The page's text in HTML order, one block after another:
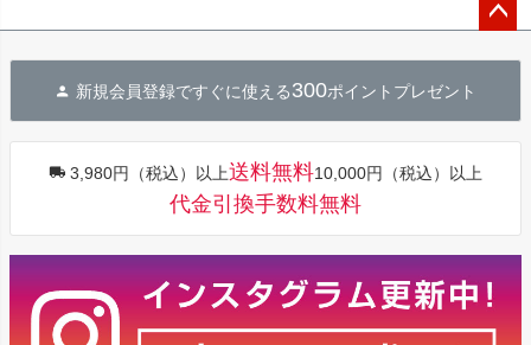
へ
新規会員登録ですぐに使える300ポイントプレゼント
3,980円（税込）以上送料無料10,000円（税込）以上
代金引換手数料無料